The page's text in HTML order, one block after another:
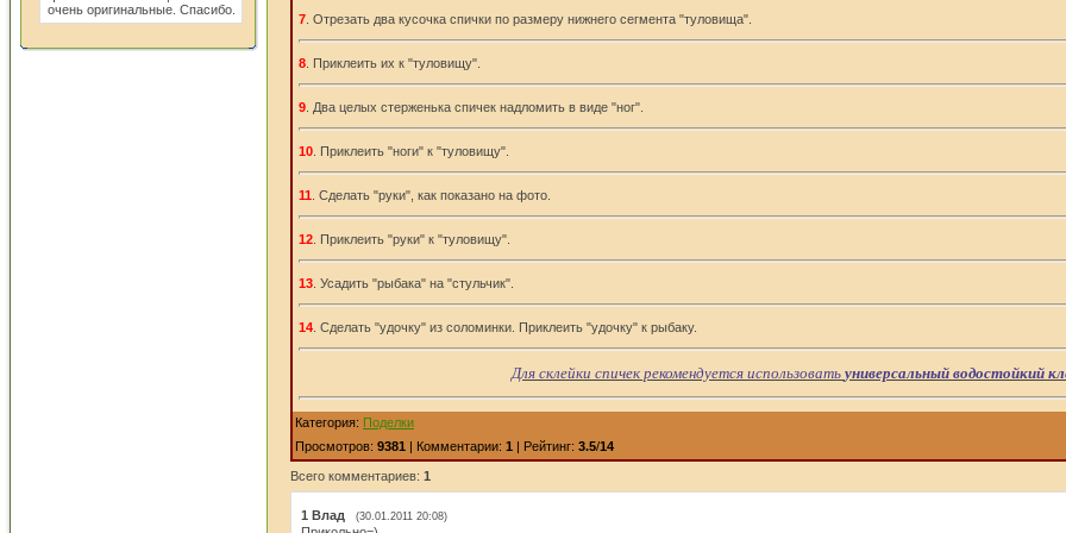
очень оригинальные. Спасибо.
7 . Отрезать два кусочка спички по размеру нижнего сегмента "туловища".
8 . Приклеить их к "туловищу".
9 . Два целых стерженька спичек надломить в виде "ног".
10 . Приклеить "ноги" к "туловищу".
11 . Сделать "руки", как показано на фото.
12 . Приклеить "руки" к "туловищу".
13 . Усадить "рыбака" на "стульчик".
14 . Сделать "удочку" из соломинки. Приклеить "удочку" к рыбаку.
Для склейки спичек рекомендуется использовать универсальный водостойкий
Категория: Поделки
Просмотров: 9381 | Комментарии: 1 | Рейтинг: 3.5/14
Всего комментариев: 1
1 Влад (30.01.2011 20:08)